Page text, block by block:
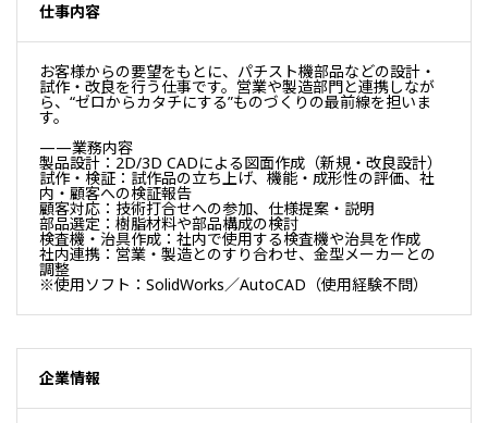
仕事内容
お客様からの要望をもとに、パチスト機部品などの設計・
試作・改良を行う仕事です。営業や製造部門と連携しなが
ら、“ゼロからカタチにする”ものづくりの最前線を担いま
す。
——業務内容
製品設計：2D/3D CADによる図面作成（新規・改良設計）
試作・検証：試作品の立ち上げ、機能・成形性の評価、社
内・顧客への検証報告
顧客対応：技術打合せへの参加、仕様提案・説明
部品選定：樹脂材料や部品構成の検討
検査機・治具作成：社内で使用する検査機や治具を作成
社内連携：営業・製造とのすり合わせ、金型メーカーとの
調整
※使用ソフト：SolidWorks／AutoCAD（使用経験不問）
企業情報